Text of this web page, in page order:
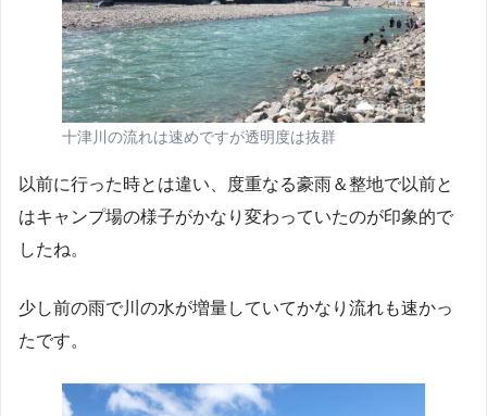
十津川の流れは速めですが透明度は抜群
以前に行った時とは違い、度重なる豪雨＆整地で以前と
はキャンプ場の様子がかなり変わっていたのが印象的で
したね。
少し前の雨で川の水が増量していてかなり流れも速かっ
たです。